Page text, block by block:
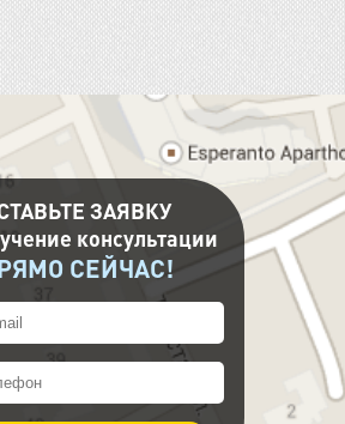
ЗАЯВКУ
консультации
СЕЙЧАС!